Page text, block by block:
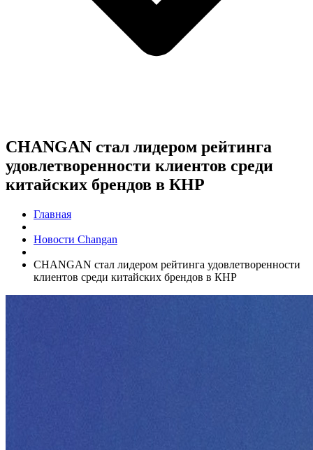
CHANGAN стал лидером рейтинга
удовлетворенности клиентов среди
китайских брендов в КНР
Главная
Новости Changan
CHANGAN стал лидером рейтинга удовлетворенности
клиентов среди китайских брендов в КНР